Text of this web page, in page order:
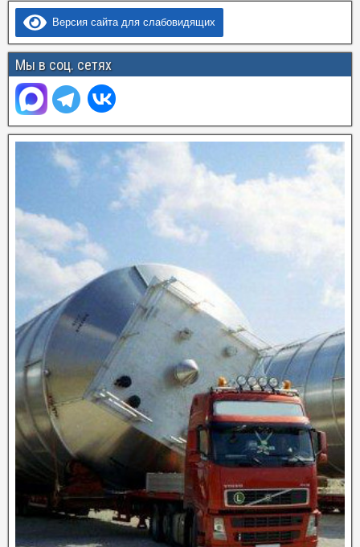
Версия сайта для слабовидящих
Мы в соц. сетях